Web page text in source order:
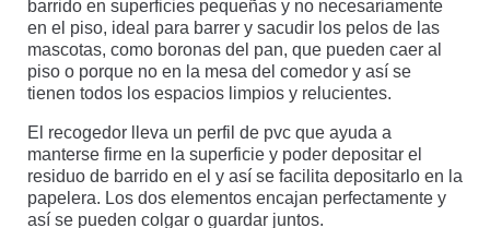
barrido en superficies pequeñas y no necesariamente
en el piso, ideal para barrer y sacudir los pelos de las
mascotas, como boronas del pan, que pueden caer al
piso o porque no en la mesa del comedor y así se
tienen todos los espacios limpios y relucientes.
El recogedor lleva un perfil de pvc que ayuda a
manterse firme en la superficie y poder depositar el
residuo de barrido en el y así se facilita depositarlo en la
papelera. Los dos elementos encajan perfectamente y
así se pueden colgar o guardar juntos.